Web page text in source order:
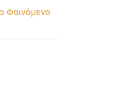
Φαινόμενο